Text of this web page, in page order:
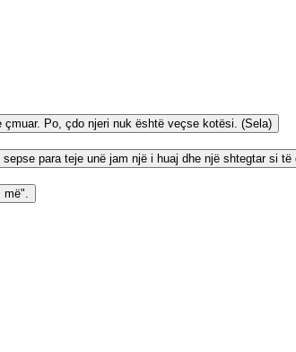
Po, çdo njeri nuk është veçse kotësi. (Sela)
para teje unë jam një i huaj dhe një shtegtar si të